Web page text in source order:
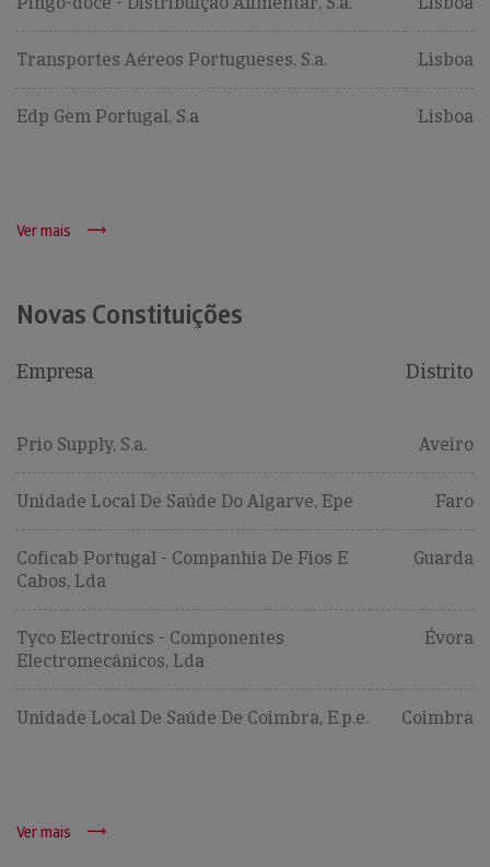
Transportes Aéreos Portugueses, S.a. Lisboa
Edp Gem Portugal, S.a Lisboa
Ver mais
Novas Constituições
Empresa Distrito
Prio Supply, S.a. Aveiro
Unidade Local De Saúde Do Algarve, Epe Faro
Coficab Portugal - Companhia De Fios E
Cabos, Lda
Guarda
Tyco Electronics - Componentes
Electromecânicos, Lda
Évora
Unidade Local De Saúde De Coimbra, E.p.e. Coimbra
Ver mais